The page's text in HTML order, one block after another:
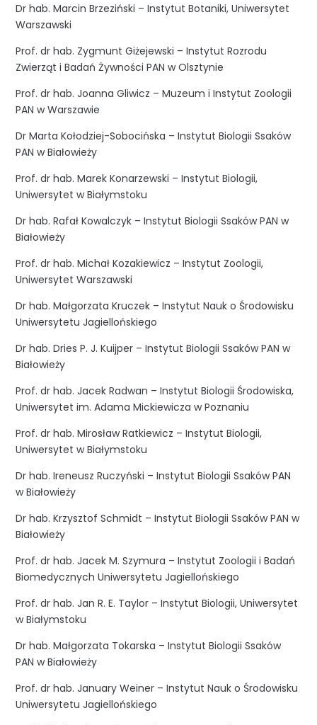
Dr hab. Marcin Brzeziński – Instytut Botaniki, Uniwersytet
Warszawski
Prof. dr hab. Zygmunt Giżejewski – Instytut Rozrodu
Zwierząt i Badań Żywności PAN w Olsztynie
Prof. dr hab. Joanna Gliwicz – Muzeum i Instytut Zoologii
PAN w Warszawie
Dr Marta Kołodziej-Sobocińska – Instytut Biologii Ssaków
PAN w Białowieży
Prof. dr hab. Marek Konarzewski – Instytut Biologii,
Uniwersytet w Białymstoku
Dr hab. Rafał Kowalczyk – Instytut Biologii Ssaków PAN w
Białowieży
Prof. dr hab. Michał Kozakiewicz – Instytut Zoologii,
Uniwersytet Warszawski
Dr hab. Małgorzata Kruczek – Instytut Nauk o Środowisku
Uniwersytetu Jagiellońskiego
Dr hab. Dries P. J. Kuijper – Instytut Biologii Ssaków PAN w
Białowieży
Prof. dr hab. Jacek Radwan – Instytut Biologii Środowiska,
Uniwersytet im. Adama Mickiewicza w Poznaniu
Prof. dr hab. Mirosław Ratkiewicz – Instytut Biologii,
Uniwersytet w Białymstoku
Dr hab. Ireneusz Ruczyński – Instytut Biologii Ssaków PAN
w Białowieży
Dr hab. Krzysztof Schmidt – Instytut Biologii Ssaków PAN w
Białowieży
Prof. dr hab. Jacek M. Szymura – Instytut Zoologii i Badań
Biomedycznych Uniwersytetu Jagiellońskiego
Prof. dr hab. Jan R. E. Taylor – Instytut Biologii, Uniwersytet
w Białymstoku
Dr hab. Małgorzata Tokarska – Instytut Biologii Ssaków
PAN w Białowieży
Prof. dr hab. January Weiner – Instytut Nauk o Środowisku
Uniwersytetu Jagiellońskiego